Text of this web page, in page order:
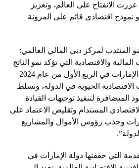
الانفتاح على العالم، وتعزيز
نموذج اقتصادي قائم على المرونة
المنتدب لمركز دبي المالي العالمي:
والاقتصادية التي تؤكد نمو الناتج
المحلي الإجمالي لدولة الإمارات في الربع الأول من عام 2024
الحيوية في الدولة، وتسلط
المتضافرة لتنفيذ توجيهات القيادة
المستدام وتقليص الاعتماد على
وجذب رؤوس الأموال والمشاريع
التي حققتها دولة الإمارات في